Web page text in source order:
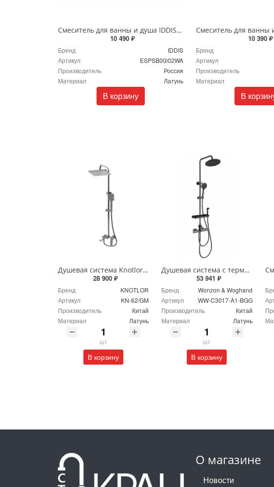
Смеситель для ванны и душа IDDIS Esper ESPSB00i02WA хром
10 490 ₽
Бренд
IDDIS
Артикул
ESPSB00i02WA
Производитель
Россия
Материал
Латунь
В корзину
10 390 ₽
Бренд
Артикул
Производитель
Материал
В
Душевая система Knotlor MUSE KN-62/GM вороненая сталь
28 900 ₽
Бренд
KNOTLOR
Артикул
KN-62/GM
Производитель
Китай
Материал
Латунь
шт
В корзину
Душевая система с термостатом Wonzon & Woghand WW-C3017-A1-BGG темный графит
53 941 ₽
Бренд
Wonzon & Woghand
Артикул
WW-C3017-A1-BGG
Производитель
Китай
Материал
Латунь
шт
В корзину
О магазине
Новости